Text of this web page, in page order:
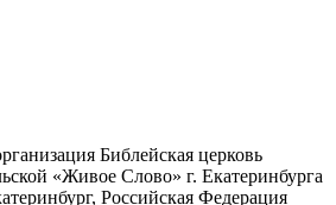
Библейская церковь
«Живое Слово» г. Екатеринбурга
Российская Федерация